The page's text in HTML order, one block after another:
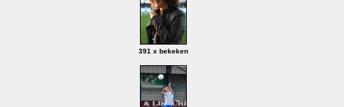
391 x bekeken